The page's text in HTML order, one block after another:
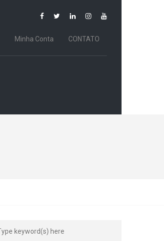
Minha Conta CONTATO